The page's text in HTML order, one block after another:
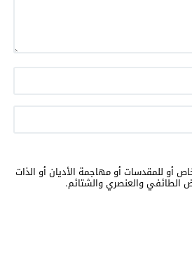
أو للمقدسات أو مهاجمة الأديان أو الذات
الطائفي والعنصري والشتائم.